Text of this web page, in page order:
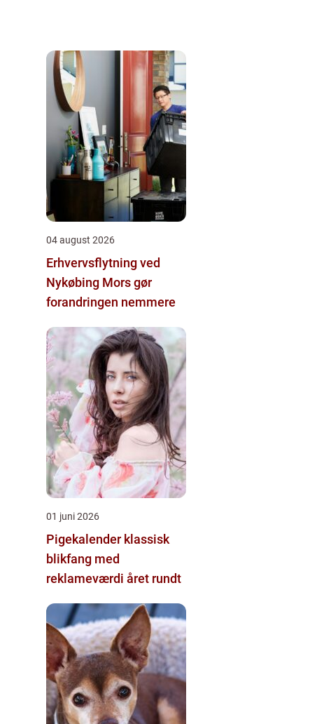
04 august 2026
Erhvervsflytning ved
Nykøbing Mors gør
forandringen nemmere
01 juni 2026
Pigekalender klassisk
blikfang med
reklameværdi året rundt